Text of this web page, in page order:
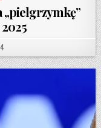
„pielgrzymkę”